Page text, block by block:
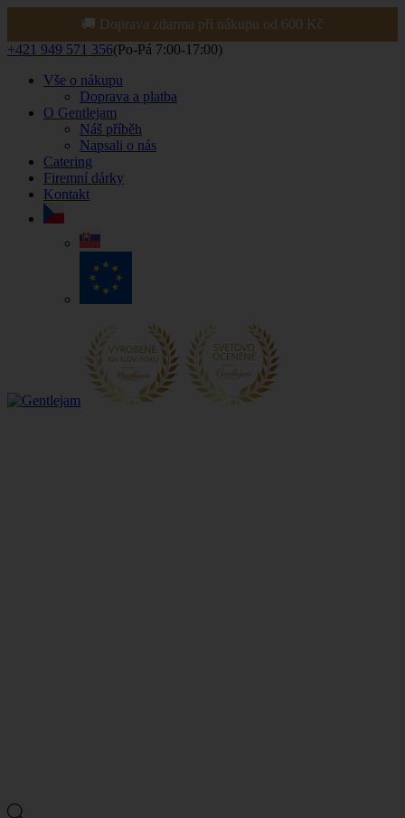
🚚 Doprava zdarma při nákupu od 600 Kč
+421 949 571 356(Po-Pá 7:00-17:00)
Vše o nákupu
Doprava a platba
O Gentlejam
Náš příběh
Napsali o nás
Catering
Firemní dárky
Kontakt